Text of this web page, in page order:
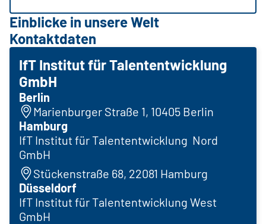
Einblicke in unsere Welt
Kontaktdaten
IfT Institut für Talententwicklung
GmbH
Berlin
Marienburger Straße 1, 10405 Berlin
Hamburg
IfT Institut für Talententwicklung Nord
GmbH
Stückenstraße 68, 22081 Hamburg
Düsseldorf
IfT Institut für Talententwicklung West
GmbH